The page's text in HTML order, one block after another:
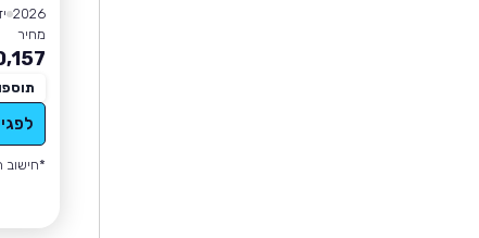
2026
מחיר
*חישוב